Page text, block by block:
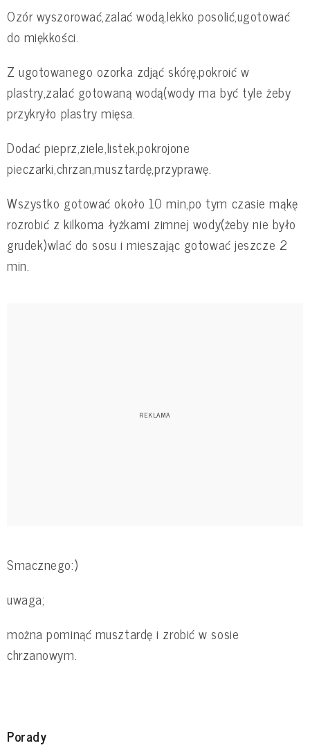
Ozór wyszorować,zalać wodą,lekko posolić,ugotować
do miękkości.
Z ugotowanego ozorka zdjąć skórę,pokroić w
plastry,zalać gotowaną wodą(wody ma być tyle żeby
przykryło plastry mięsa.
Dodać pieprz,ziele,listek,pokrojone
pieczarki,chrzan,musztardę,przyprawę.
Wszystko gotować około 10 min,po tym czasie mąkę
rozrobić z kilkoma łyżkami zimnej wody(żeby nie było
grudek)wlać do sosu i mieszając gotować jeszcze 2
min.
Smacznego:)
uwaga;
można pominąć musztardę i zrobić w sosie
chrzanowym.
Porady